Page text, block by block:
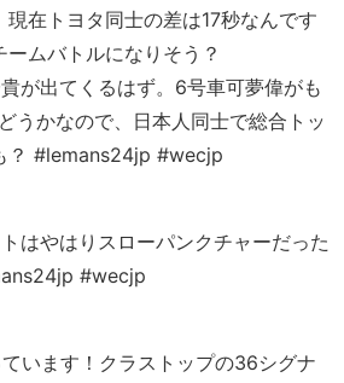
在トヨタ同士の差は17秒なんです
ムバトルになりそう？
が出てくるはず。6号車可夢偉がも
うかなので、日本人同士で総合トッ
？ #lemans24jp #wecjp
はやはりスローパンクチャーだった
#wecjp
います！クラストップの36シグナ